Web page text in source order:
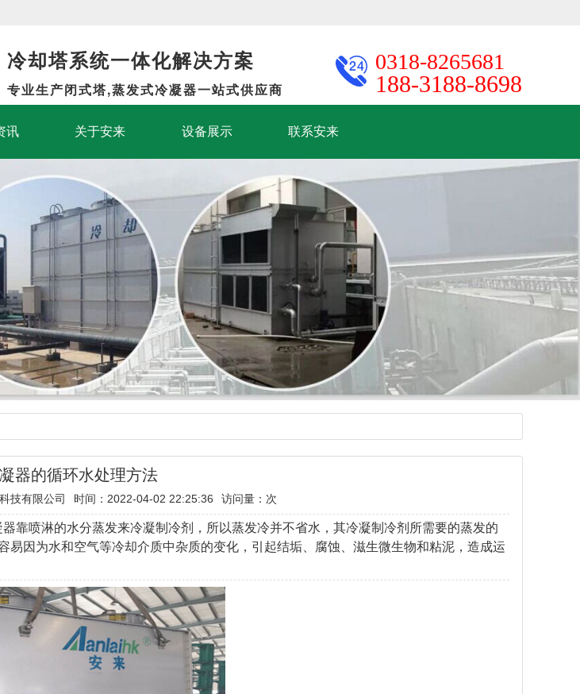
冷却塔系统一体化解决方案
专业生产闭式塔,蒸发式冷凝器一站式供应商
0318-8265681
188-3188-8698
讯 关于安来 设备展示 联系安来
器的循环水处理方法
技有限公司 时间：2022-04-02 22:25:36 访问量： 次
靠喷淋的水分蒸发来冷凝制冷剂，所以蒸发冷并不省水，其冷凝制冷剂所需要的蒸发的
因为水和空气等冷却介质中杂质的变化，引起结垢、腐蚀、滋生微生物和粘泥，造成运